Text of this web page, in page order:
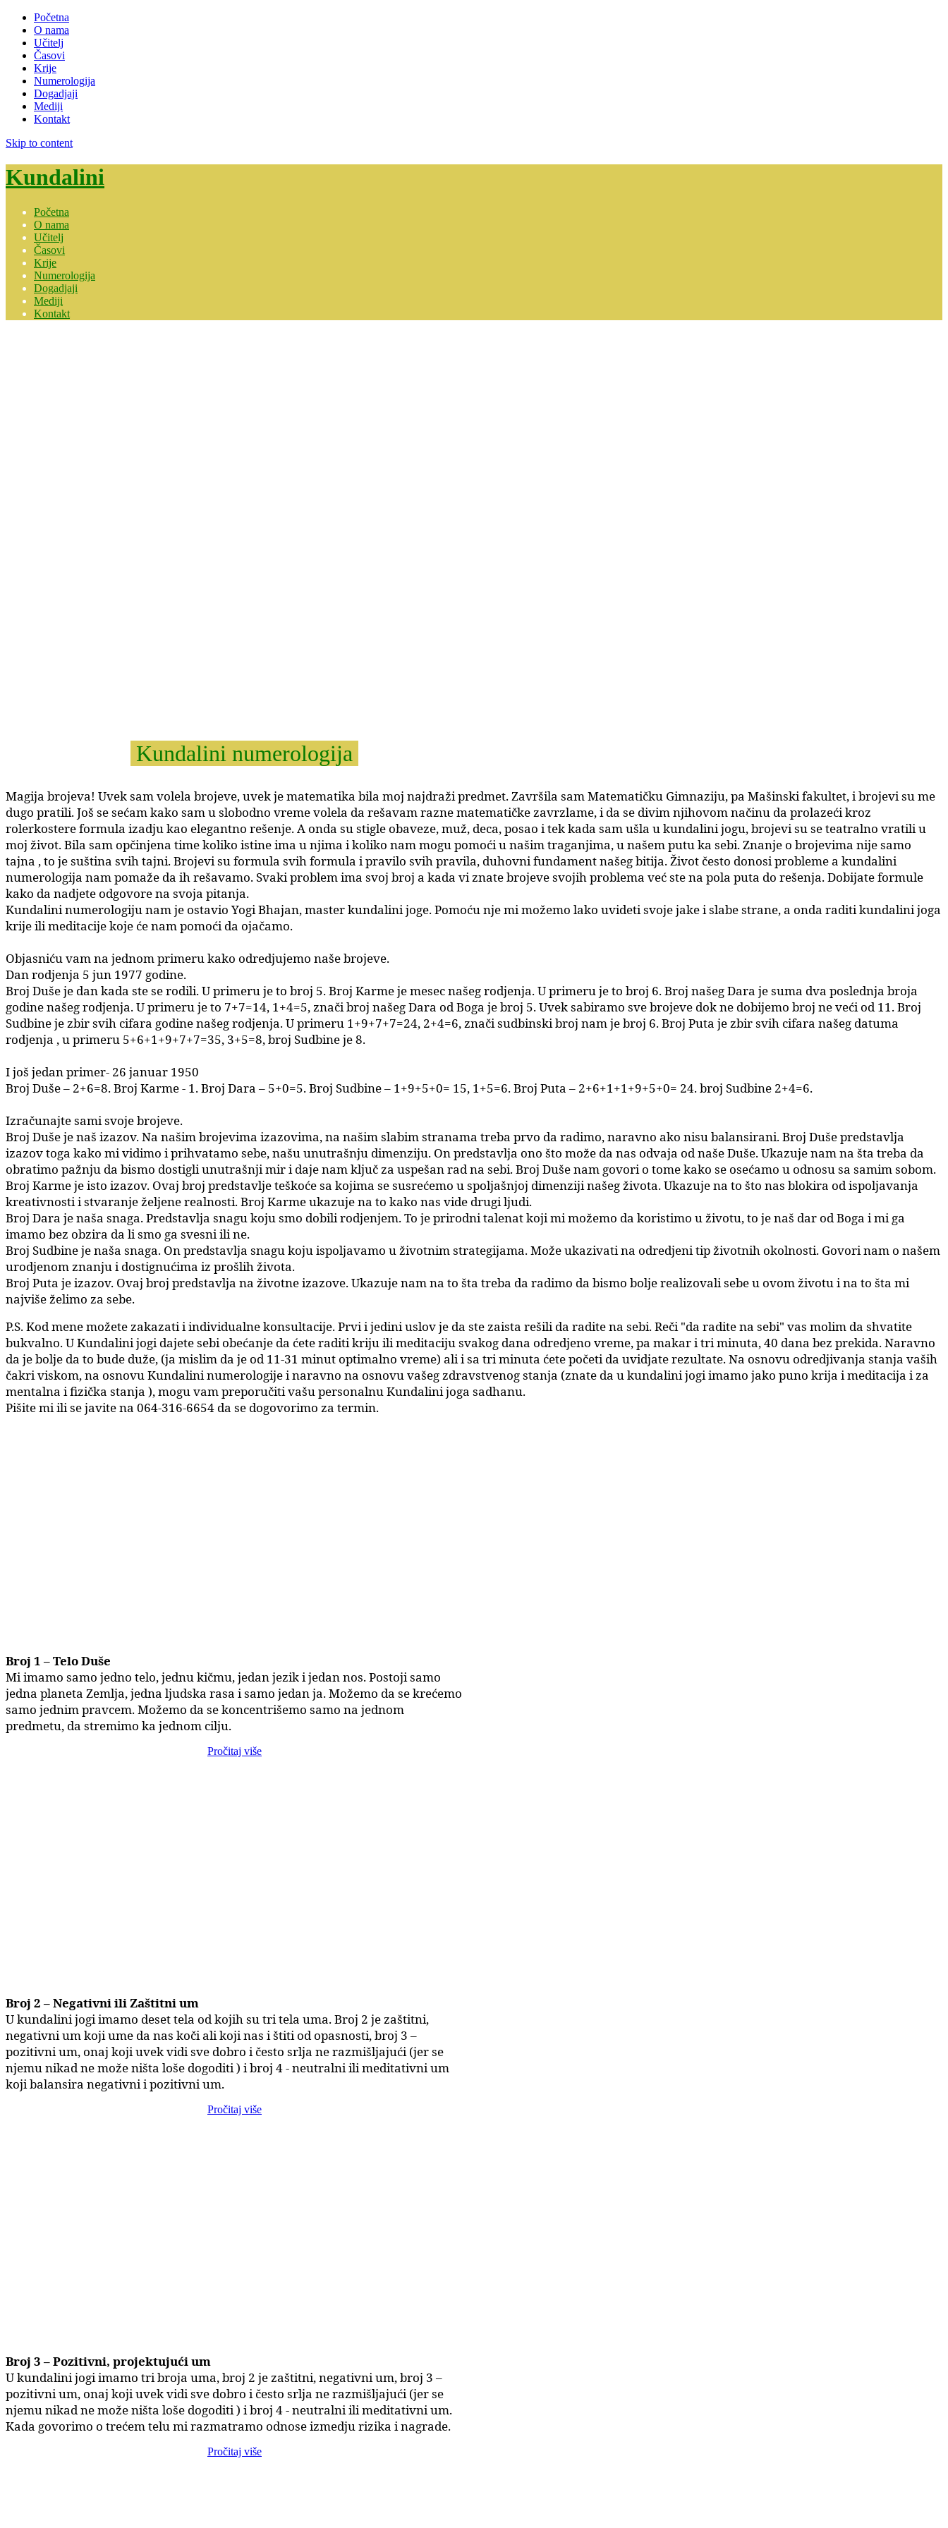
Početna
O nama
Učitelj
Časovi
Krije
Numerologija
Dogadjaji
Mediji
Kontakt
Skip to content
Kundalini
Početna
O nama
Učitelj
Časovi
Krije
Numerologija
Dogadjaji
Mediji
Kontakt
Kundalini numerologija
Magija brojeva! Uvek sam volela brojeve, uvek je matematika bila moj najdraži predmet. Završila sam Matematičku Gimnaziju, pa Mašinski fakultet, i brojevi su me
dugo pratili. Još se sećam kako sam u slobodno vreme volela da rešavam razne matematičke zavrzlame, i da se divim njihovom načinu da prolazeći kroz
rolerkostere formula izadju kao elegantno rešenje. A onda su stigle obaveze, muž, deca, posao i tek kada sam ušla u kundalini jogu, brojevi su se teatralno vratili u
moj život. Bila sam opčinjena time koliko istine ima u njima i koliko nam mogu pomoći u našim traganjima, u našem putu ka sebi. Znanje o brojevima nije samo
tajna , to je suština svih tajni. Brojevi su formula svih formula i pravilo svih pravila, duhovni fundament našeg bitija. Život često donosi probleme a kundalini
numerologija nam pomaže da ih rešavamo. Svaki problem ima svoj broj a kada vi znate brojeve svojih problema već ste na pola puta do rešenja. Dobijate formule
kako da nadjete odgovore na svoja pitanja.
Kundalini numerologiju nam je ostavio Yogi Bhajan, master kundalini joge. Pomoću nje mi možemo lako uvideti svoje jake i slabe strane, a onda raditi kundalini joga
krije ili meditacije koje će nam pomoći da ojačamo.
Objasniću vam na jednom primeru kako odredjujemo naše brojeve.
Dan rodjenja 5 jun 1977 godine.
Broj Duše je dan kada ste se rodili. U primeru je to broj 5.Broj Karme je mesec našeg rodjenja. U primeru je to broj 6.Broj našeg Dara je suma dva poslednja broja
godine našeg rodjenja. U primeru je to 7+7=14, 1+4=5, znači broj našeg Dara od Boga je broj 5. Uvek sabiramo sve brojeve dok ne dobijemo broj ne veći od 11.Broj
Sudbine je zbir svih cifara godine našeg rodjenja. U primeru 1+9+7+7=24, 2+4=6, znači sudbinski broj nam je broj 6.Broj Puta je zbir svih cifara našeg datuma
rodjenja , u primeru 5+6+1+9+7+7=35, 3+5=8, broj Sudbine je 8.
I još jedan primer- 26 januar 1950
Broj Duše – 2+6=8.Broj Karme - 1.Broj Dara – 5+0=5.Broj Sudbine – 1+9+5+0= 15, 1+5=6.Broj Puta – 2+6+1+1+9+5+0= 24. broj Sudbine 2+4=6.
Izračunajte sami svoje brojeve.
Broj Duše je naš izazov. Na našim brojevima izazovima, na našim slabim stranama treba prvo da radimo, naravno ako nisu balansirani. Broj Duše predstavlja
izazov toga kako mi vidimo i prihvatamo sebe, našu unutrašnju dimenziju. On predstavlja ono što može da nas odvaja od naše Duše. Ukazuje nam na šta treba da
obratimo pažnju da bismo dostigli unutrašnji mir i daje nam ključ za uspešan rad na sebi. Broj Duše nam govori o tome kako se osećamo u odnosu sa samim sobom.
Broj Karme je isto izazov. Ovaj broj predstavlje teškoće sa kojima se susrećemo u spoljašnjoj dimenziji našeg života. Ukazuje na to što nas blokira od ispoljavanja
kreativnosti i stvaranje željene realnosti.Broj Karme ukazuje na to kako nas vide drugi ljudi.
Broj Dara je naša snaga. Predstavlja snagu koju smo dobili rodjenjem. To je prirodni talenat koji mi možemo da koristimo u životu, to je naš dar od Boga i mi ga
imamo bez obzira da li smo ga svesni ili ne.
Broj Sudbine je naša snaga. On predstavlja snagu koju ispoljavamo u životnim strategijama. Može ukazivati na odredjeni tip životnih okolnosti. Govori nam o našem
urodjenom znanju i dostignućima iz prošlih života.
Broj Puta je izazov. Ovaj broj predstavlja na životne izazove. Ukazuje nam na to šta treba da radimo da bismo bolje realizovali sebe u ovom životu i na to šta mi
najviše želimo za sebe.
P.S. Kod mene možete zakazati i individualne konsultacije. Prvi i jedini uslov je da ste zaista rešili da radite na sebi. Reči "da radite na sebi" vas molim da shvatite
bukvalno. U Kundalini jogi dajete sebi obećanje da ćete raditi kriju ili meditaciju svakog dana odredjeno vreme, pa makar i tri minuta, 40 dana bez prekida. Naravno
da je bolje da to bude duže, (ja mislim da je od 11-31 minut optimalno vreme) ali i sa tri minuta ćete početi da uvidjate rezultate. Na osnovu odredjivanja stanja vaših
čakri viskom, na osnovu Kundalini numerologije i naravno na osnovu vašeg zdravstvenog stanja (znate da u kundalini jogi imamo jako puno krija i meditacija i za
mentalna i fizička stanja ), mogu vam preporučiti vašu personalnu Kundalini joga sadhanu.
Pišite mi ili se javite na 064-316-6654 da se dogovorimo za termin.
Broj 1 – Telo Duše
Mi imamo samo jedno telo, jednu kičmu, jedan jezik i jedan nos. Postoji samo
jedna planeta Zemlja, jedna ljudska rasa i samo jedan ja. Možemo da se krećemo
samo jednim pravcem. Možemo da se koncentrišemo samo na jednom
predmetu, da stremimo ka jednom cilju.
Pročitaj više
Broj 2 – Negativni ili Zaštitni um
U kundalini jogi imamo deset tela od kojih su tri tela uma. Broj 2 je zaštitni,
negativni um koji ume da nas koči ali koji nas i štiti od opasnosti, broj 3 –
pozitivni um, onaj koji uvek vidi sve dobro i često srlja ne razmišljajući (jer se
njemu nikad ne može ništa loše dogoditi ) i broj 4 - neutralni ili meditativni um
koji balansira negativni i pozitivni um.
Pročitaj više
Broj 3 – Pozitivni, projektujući um
U kundalini jogi imamo tri broja uma, broj 2 je zaštitni, negativni um, broj 3 –
pozitivni um, onaj koji uvek vidi sve dobro i često srlja ne razmišljajući (jer se
njemu nikad ne može ništa loše dogoditi ) i broj 4 - neutralni ili meditativni um.
Kada govorimo o trećem telu mi razmatramo odnose izmedju rizika i nagrade.
Pročitaj više